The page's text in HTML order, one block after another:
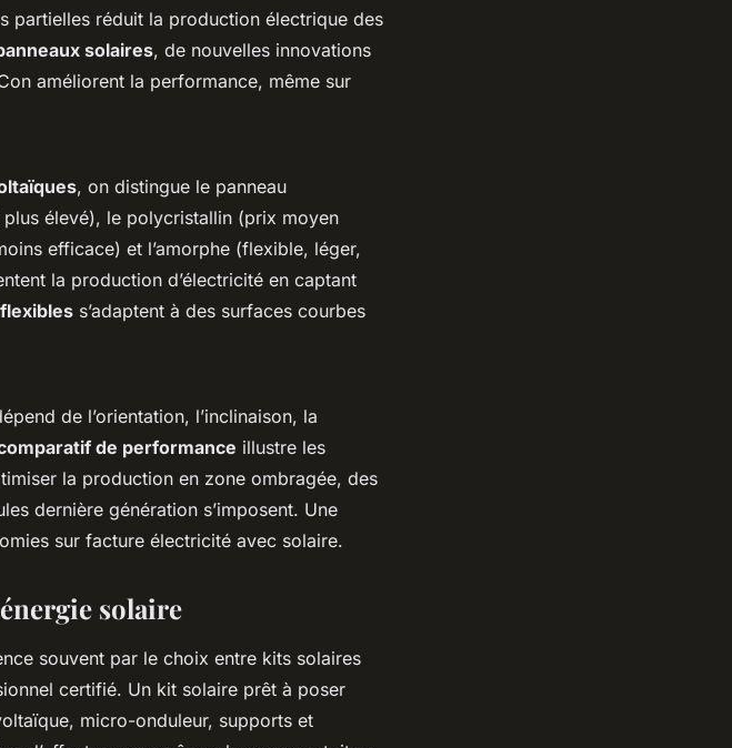
partielles réduit la production électrique des
solaires, de nouvelles innovations
améliorent la performance, même sur
, on distingue le panneau
élevé), le polycristallin (prix moyen
efficace) et l’amorphe (flexible, léger,
la production d’électricité en captant
s’adaptent à des surfaces courbes
de l’orientation, l’inclinaison, la
de performance illustre les
la production en zone ombragée, des
dernière génération s’imposent. Une
sur facture électricité avec solaire.
solaire
souvent par le choix entre kits solaires
certifié. Un kit solaire prêt à poser
micro-onduleur, supports et